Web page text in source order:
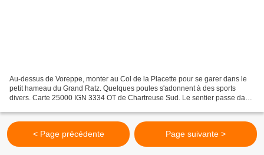
Au-dessus de Voreppe, monter au Col de la Placette pour se garer dans le
petit hameau du Grand Ratz. Quelques poules s'adonnent à des sports
divers. Carte 25000 IGN 3334 OT de Chartreuse Sud. Le sentier passe dans
< Page précédente Page suivante >